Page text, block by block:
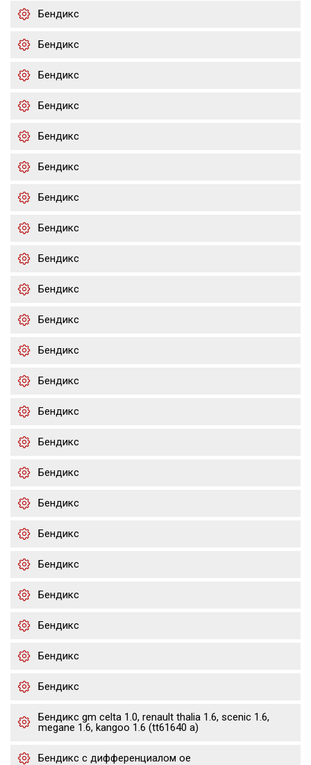
Бендикс
Бендикс
Бендикс
Бендикс
Бендикс
Бендикс
Бендикс
Бендикс
Бендикс
Бендикс
Бендикс
Бендикс
Бендикс
Бендикс
Бендикс
Бендикс
Бендикс
Бендикс
Бендикс
Бендикс
Бендикс
Бендикс
Бендикс
Бендикс gm celta 1.0, renault thalia 1.6, scenic 1.6,
megane 1.6, kangoo 1.6 (tt61640 a)
Бендикс с дифференциалом oe